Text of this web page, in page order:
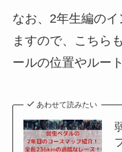
なお、2年生編の
ますので、こちら
ールの位置やルー
あわせて読みたい